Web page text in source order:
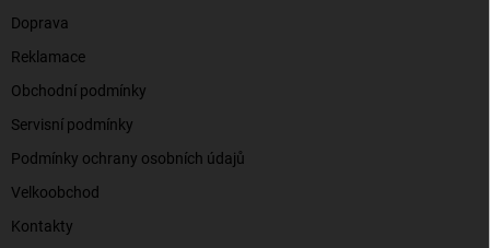
Doprava
Reklamace
Obchodní podmínky
Servisní podmínky
Podmínky ochrany osobních údajů
Velkoobchod
Kontakty